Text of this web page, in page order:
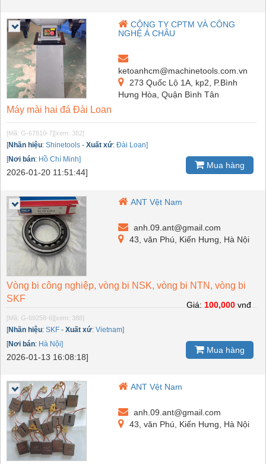
CÔNG TY CPTM VÀ CÔNG
NGHỆ Á CHÂU
ketoanhcm@machinetools.com.vn
273 Quốc Lộ 1A, kp2, P.Bình
Hưng Hòa, Quận Bình Tân
Máy mài hai đá Đài Loan
[Mã: G-67810-7][xem: 382]
[Nhãn hiệu: Shinetools - Xuất xứ: Đài Loan]
[Nơi bán: Hồ Chí Minh]
2026-01-20 11:51:44]
Mua hàng
ANT Vệt Nam
anh.09.ant@gmail.com
43, văn Phú, Kiến Hưng, Hà Nội
Vòng bi công nghiệp, vòng bi NSK, vòng bi NTN, vòng bi
SKF
[Mã: G-69258-6][xem: 388]
[Nhãn hiệu: SKF - Xuất xứ: Vietnam]
[Nơi bán: Hà Nội]
2026-01-13 16:08:18]
Giá: 100,000 vnđ
Mua hàng
ANT Vệt Nam
anh.09.ant@gmail.com
43, văn Phú, Kiến Hưng, Hà Nội